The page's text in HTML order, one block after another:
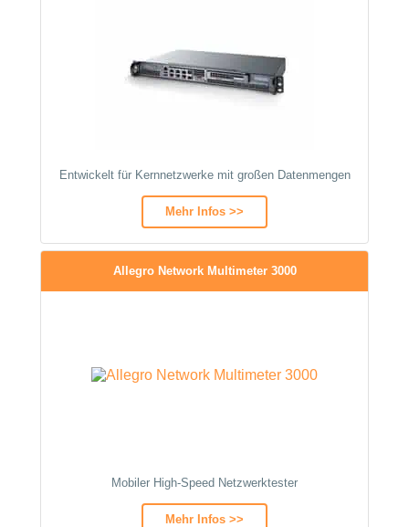
Entwickelt für Kernnetzwerke mit großen Datenmengen
Mehr Infos >>
Allegro Network Multimeter 3000
Mobiler High‑Speed Netzwerktester
Mehr Infos >>